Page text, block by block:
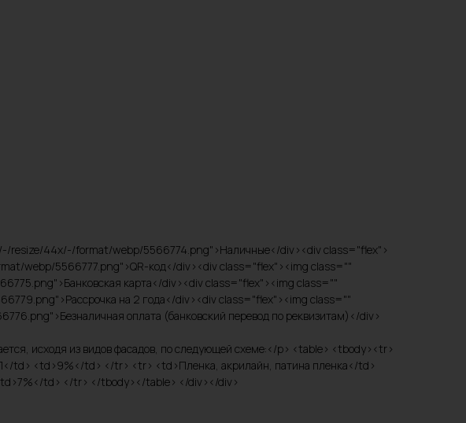
44x/-/format/webp/5566774.png">Наличные</div><div class="flex">
webp/5566777.png">QR-код</div><div class="flex"><img class=""
карта</div><div class="flex"><img class=""
на 2 года</div><div class="flex"><img class=""
оплата (банковский перевод по реквизитам)</div>
исходя из видов фасадов, по следующей схеме:</p> <table> <tbody><tr>
td> <td>9%</td> </tr> <tr> <td>Пленка, акрилайн, патина пленка</td>
td> </tr> </tbody></table> </div></div>